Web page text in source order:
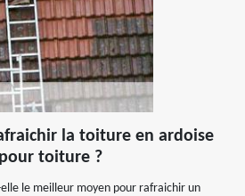
la toiture en ardoise
toiture ?
le meilleur moyen pour rafraichir un